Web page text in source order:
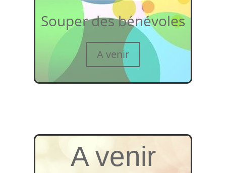
Souper des bénévoles
A venir
A venir